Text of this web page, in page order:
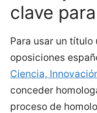
clave
Para usar un
oposiciones
Ciencia,
conceder
proceso de